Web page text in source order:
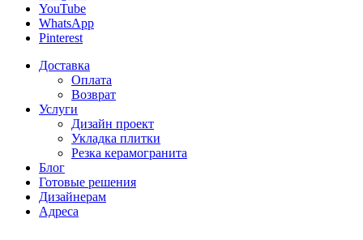
YouTube
WhatsApp
Pinterest
Доставка
Оплата
Возврат
Услуги
Дизайн проект
Укладка плитки
Резка керамогранита
Блог
Готовые решения
Дизайнерам
Адреса